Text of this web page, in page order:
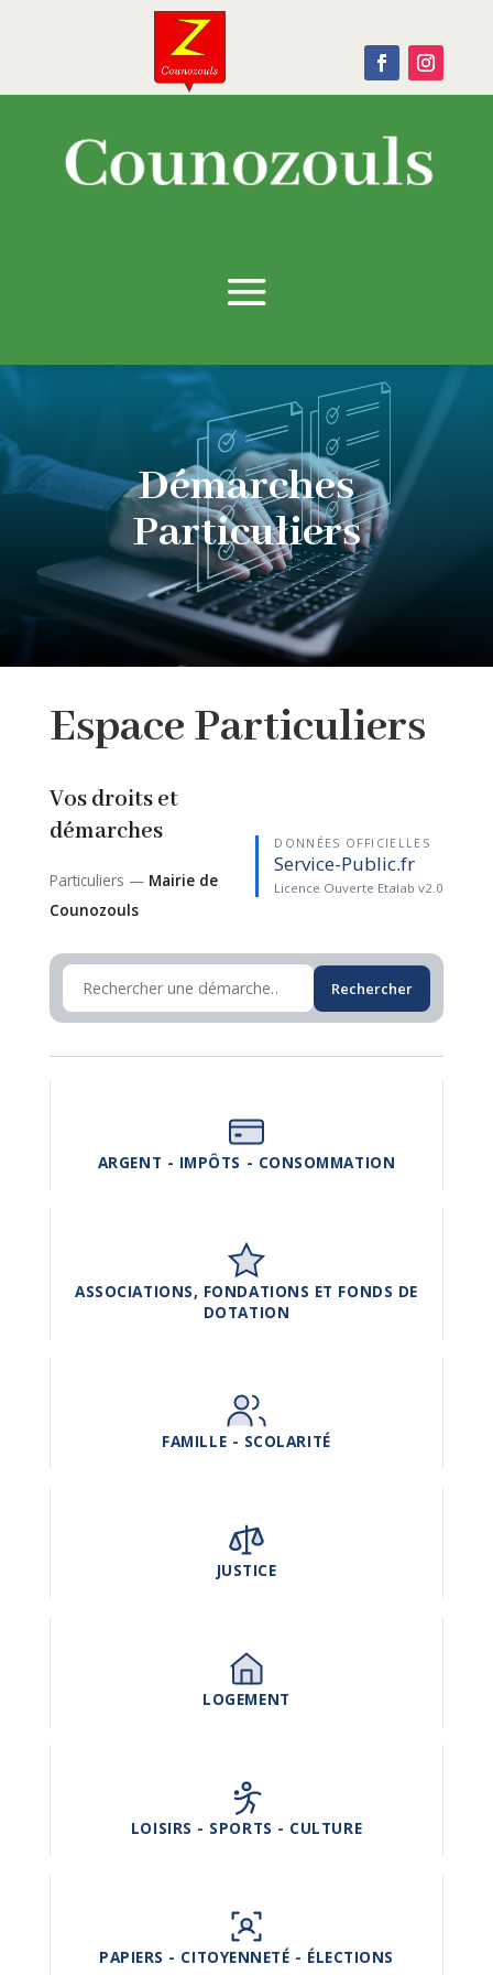
Démarches
Particuliers
EspaceParticuliers
Vos droits et
démarches
Particuliers — Mairie de
Counozouls
DONNÉES OFFICIELLES
Service-Public.fr
Licence Ouverte Etalab v2.0
Rechercher
ARGENT - IMPÔTS - CONSOMMATION
ASSOCIATIONS, FONDATIONS ET FONDS DE
DOTATION
FAMILLE - SCOLARITÉ
JUSTICE
LOGEMENT
LOISIRS - SPORTS - CULTURE
PAPIERS - CITOYENNETÉ - ÉLECTIONS